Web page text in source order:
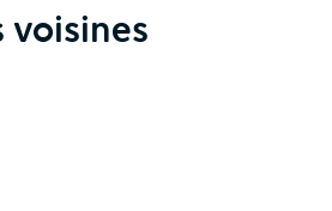
voisines